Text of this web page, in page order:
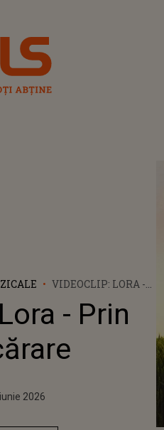
VIDEOCLIP: LORA -
CĂRARE
- Prin
2026